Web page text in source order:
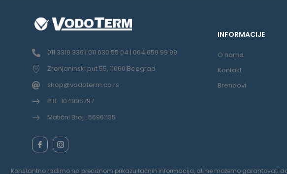
011 3319 336 | 011 630 55 04 | 064 659 99 99
Zrenjaninski put 55, 11060 Beograd
shop@vodoterm.co.rs
PIB : 104006797
Matični Broj : 56961135
INFORMACIJE
O nama
Kontakt
Brendovi
Konstantno radimo na preciznom prikazu tačnih informacija, ali ne možemo garantovati